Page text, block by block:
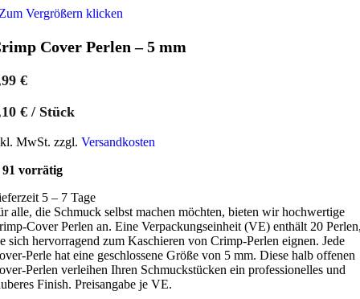
Vergrößern klicken
Cover Perlen – 5 mm
€
€ / Stück
MwSt. zzgl. Versandkosten
91 vorrätig
5 – 7 Tage
alle, die Schmuck selbst machen möchten, bieten wir hochwertige
Cover Perlen an. Eine Verpackungseinheit (VE) enthält 20
sich hervorragend zum Kaschieren von Crimp-Perlen eignen. Jede
Perle hat eine geschlossene Größe von 5 mm. Diese halb offenen
Perlen verleihen Ihren Schmuckstücken ein professionelles und
Finish. Preisangabe je VE.